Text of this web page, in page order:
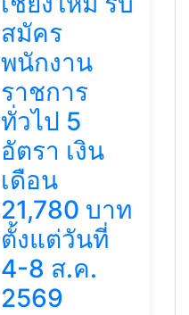
สมัคร
พนักงาน
ราชการ
ทั่วไป 5
อัตรา เงิน
เดือน
21,780 บาท
ตั้งแต่วันที่
4-8 ส.ค.
2569